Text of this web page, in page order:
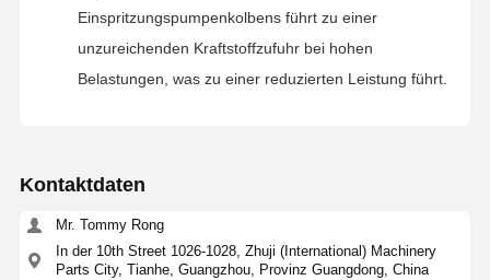
Einspritzungspumpenkolbens führt zu einer
unzureichenden Kraftstoffzufuhr bei hohen
Belastungen, was zu einer reduzierten Leistung führt.
Kontaktdaten
Mr. Tommy Rong
In der 10th Street 1026-1028, Zhuji (International) Machinery
Parts City, Tianhe, Guangzhou, Provinz Guangdong, China